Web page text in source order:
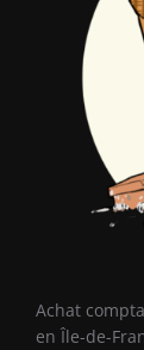
Achat
en Île-de-